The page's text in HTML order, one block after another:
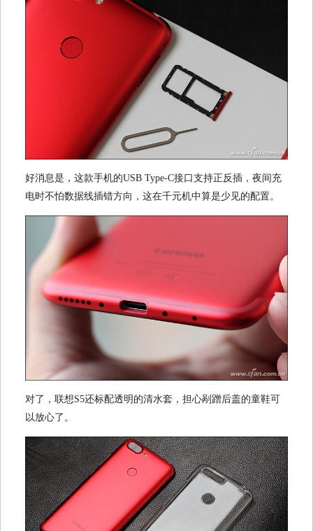
好消息是，这款手机的USB Type-C接口支持正反插，夜间充
电时不怕数据线插错方向，这在千元机中算是少见的配置。
对了，联想S5还标配透明的清水套，担心剐蹭后盖的童鞋可
以放心了。